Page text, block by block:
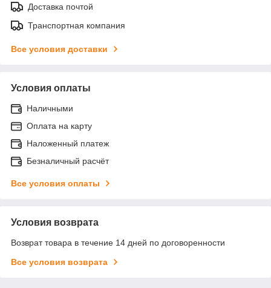
Доставка почтой
Транспортная компания
Все условия доставки
Условия оплаты
Наличными
Оплата на карту
Наложенный платеж
Безналичный расчёт
Все условия оплаты
Условия возврата
Возврат товара в течение 14 дней по договоренности
Все условия возврата